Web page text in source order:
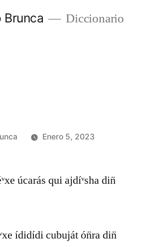
Brunca
Diccionario
Enero 5, 2023
úcarás qui ajdíᵛsha din̈
ídidídi cubuját ón̈ra din̈